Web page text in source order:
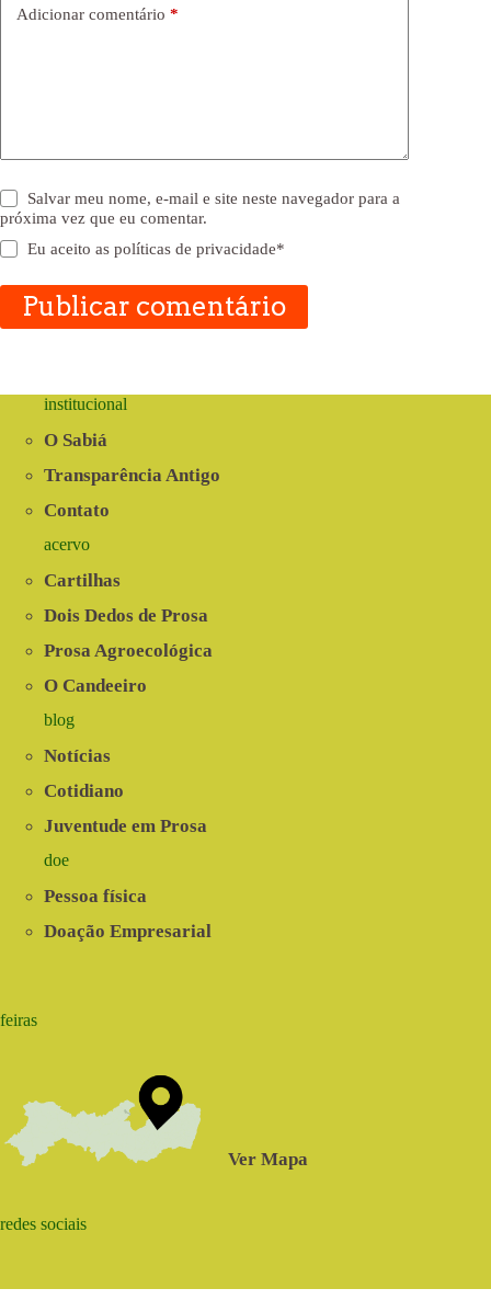
Adicionar comentário *
Salvar meu nome, e-mail e site neste navegador para a
próxima vez que eu comentar.
Eu aceito aspolíticas de privacidade*
Publicar comentário
institucional
O Sabiá
Transparência Antigo
Contato
acervo
Cartilhas
Dois Dedos de Prosa
Prosa Agroecológica
O Candeeiro
blog
Notícias
Cotidiano
Juventude em Prosa
doe
Pessoa física
Doação Empresarial
feiras
Ver Mapa
redes sociais